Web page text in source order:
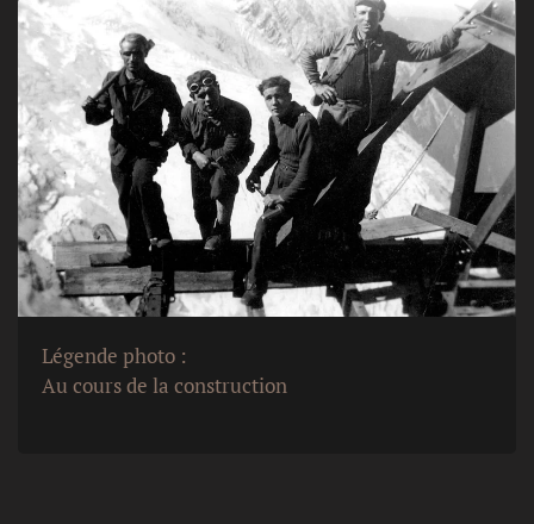
Légende photo :
Au cours de la construction